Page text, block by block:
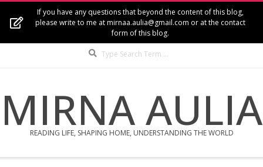
If you have any questions that beyond the content of this blog,
please write to me at mirnaa.aulia@gmail.com or at the contact
form of this blog.
MIRNA AULIA
READING LIFE, SHAPING HOME, UNDERSTANDING THE WORLD